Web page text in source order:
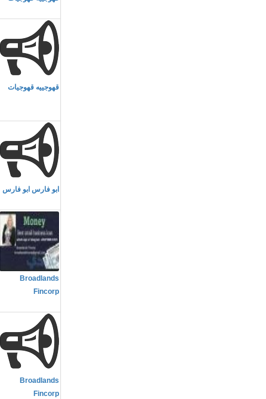
قهوجييه قهوجيات
ابو فارس ابو فارس
Broadlands
Fincorp
Broadlands
Fincorp